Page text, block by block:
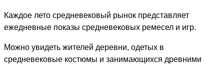
Каждое лето средневековый рынок представляет
ежедневные показы средневековых ремесел и игр.
Можно увидеть жителей деревни, одетых в
средневековые костюмы и занимающихся древними